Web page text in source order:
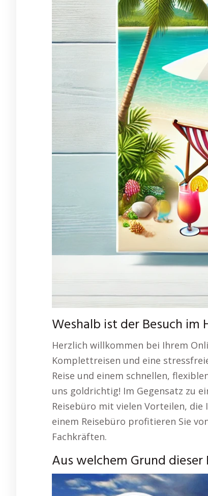
Weshalb ist der Besuch im
Herzlich willkommen bei Ihrem
Komplettreisen und eine
Reise und einem schnellen,
uns goldrichtig! Im Gegensatz zu
Reisebüro mit vielen Vorteilen, die
einem Reisebüro profitieren Sie
Fachkräften.
Aus welchem Grund